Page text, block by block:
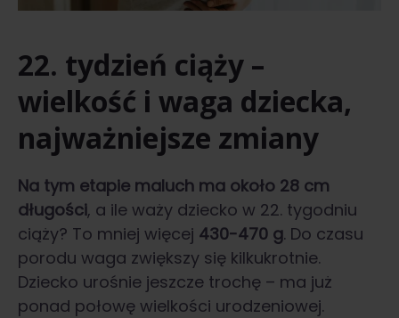
22. tydzień ciąży –
wielkość i waga dziecka,
najważniejsze zmiany
Na tym etapie maluch ma około 28 cm
długości, a ile waży dziecko w 22. tygodniu
ciąży? To mniej więcej 430-470 g. Do czasu
porodu waga zwiększy się kilkukrotnie.
Dziecko urośnie jeszcze trochę – ma już
ponad połowę wielkości urodzeniowej.